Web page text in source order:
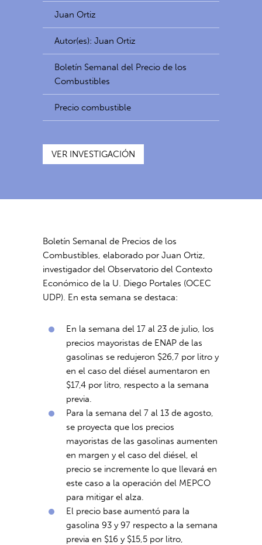
Juan Ortiz
Autor(es): Juan Ortiz
Boletín Semanal del Precio de los
Combustibles
Precio combustible
VER INVESTIGACIÓN
Boletín Semanal de Precios de los
Combustibles, elaborado por Juan Ortiz,
investigador del Observatorio del Contexto
Económico de la U. Diego Portales (OCEC
UDP). En esta semana se destaca:
En la semana del 17 al 23 de julio, los
precios mayoristas de ENAP de las
gasolinas se redujeron $26,7 por litro y
en el caso del diésel aumentaron en
$17,4 por litro, respecto a la semana
previa.
Para la semana del 7 al 13 de agosto,
se proyecta que los precios
mayoristas de las gasolinas aumenten
en margen y el caso del diésel, el
precio se incremente lo que llevará en
este caso a la operación del MEPCO
para mitigar el alza.
El precio base aumentó para la
gasolina 93 y 97 respecto a la semana
previa en $16 y $15,5 por litro,